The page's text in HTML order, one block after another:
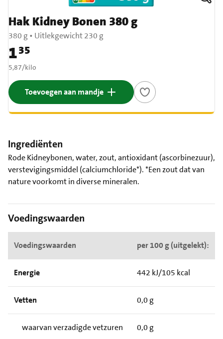
Hak Kidney Bonen 380 g
380 g • Uitlekgewicht 230 g
Prijs: € 1,35
135
€ 5,87 per kilo
5,87/kilo
Toevoegen aan mandje
Ingrediënten
Rode Kidneybonen, water, zout, antioxidant (ascorbinezuur),
verstevigingsmiddel (calciumchloride*). *Een zout dat van
nature voorkomt in diverse mineralen.
Voedingswaarden
Voedingswaarden per 100 g (uitgelekt):
Energie 442 kJ/105 kcal
Vetten 0,0 g
waarvan verzadigde vetzuren 0,0 g